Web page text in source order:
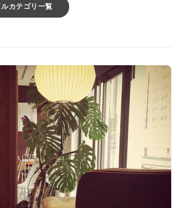
カテゴリ一覧